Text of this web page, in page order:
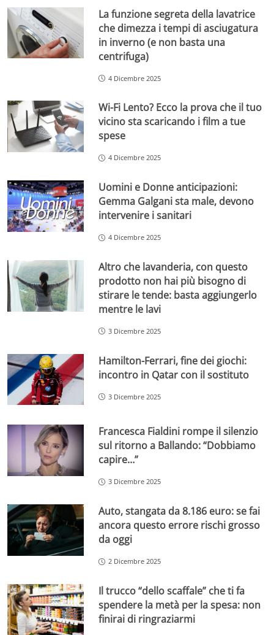
La funzione segreta della lavatrice
che dimezza i tempi di asciugatura
in inverno (e non basta una
centrifuga)
4 Dicembre 2025
Wi-Fi Lento? Ecco la prova che il tuo
vicino sta scaricando i film a tue
spese
4 Dicembre 2025
Uomini e Donne anticipazioni:
Gemma Galgani sta male, devono
intervenire i sanitari
4 Dicembre 2025
Altro che lavanderia, con questo
prodotto non hai più bisogno di
stirare le tende: basta aggiungerlo
mentre le lavi
3 Dicembre 2025
Hamilton-Ferrari, fine dei giochi:
incontro in Qatar con il sostituto
3 Dicembre 2025
Francesca Fialdini rompe il silenzio
sul ritorno a Ballando: “Dobbiamo
capire…”
3 Dicembre 2025
Auto, stangata da 8.186 euro: se fai
ancora questo errore rischi grosso
da oggi
2 Dicembre 2025
Il trucco “dello scaffale” che ti fa
spendere la metà per la spesa: non
finirai di ringraziarmi